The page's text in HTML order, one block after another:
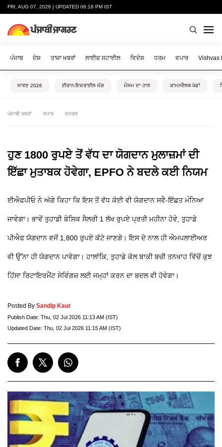
FRI, AUG 07, 2026 | UPDATED 06:16 PM IST
ਪੰਜਾਬ ਦੇਸ਼ ਤਾਜ਼ਾ ਖ਼ਬਰਾਂ ਲਾਈਫ ਸਟਾਈਲ ਵਿਦੇਸ਼ ਧਰਮ ਵਪਾਰ Vishvas
ਸਾਵਣ 2026 ਈਰਾਨ-ਇਜ਼ਰਾਈਲ ਜੰਗ ਮੌਸਮ ਦਾ ਹਾਲ ਕਾਮਨਵੈਲਥ ਖੇਡਾਂ
ਪੰਜਾਬੀ ਖ਼ਬਰਾਂ ਵਪਾਰ ਜਨਰਲ
ਹੁਣ 1800 ਰੁਪਏ ਤੋਂ ਵੱਧ ਦਾ ਯੋਗਦਾਨ ਮੁਲਾਜ਼ਮਾਂ ਦੀ
ਇੱਛਾ ਮੁਤਾਬਕ ਹੋਵੇਗਾ, EPFO ਨੇ ਬਦਲੇ ਕਈ ਨਿਯਮ
ਈਐਫਪੀਓ ਨੇ ਅੱਗੇ ਕਿਹਾ ਕਿ ਇਸ ਤੋਂ ਵੱਧ ਕੋਈ ਵੀ ਯੋਗਦਾਨ ਸਵੈ-ਇੱਛਤ ਮੰਨਿਆ
ਜਾਵੇਗਾ। ਭਾਵੇਂ ਤੁਹਾਡੀ ਬੇਸਿਕ ਸੈਲਰੀ 1 ਲੱਖ ਰੁਪਏ ਪ੍ਰਤੀ ਮਹੀਨਾ ਹੋਵੇ, ਤੁਹਾਡੇ
ਪੀਐਫ ਯੋਗਦਾਨ ਵਜੋਂ 1,800 ਰੁਪਏ ਕੱਟੇ ਜਾਣਗੇ। ਇਸ ਦੇ ਨਾਲ ਹੀ ਐਮਪਲਾਈਅਰ
ਵੀ ਉੱਨਾ ਹੀ ਯੋਗਦਾਨ ਪਾਵੇਗਾ। ਹਾਲਾਂਕਿ, ਤੁਹਾਡੇ ਕੋਲ ਬਾਕੀ ਬਚੀ ਤਨਖਾਹ ਵਿੱਚੋਂ ਕੁਝ
ਹਿੱਸਾ ਰਿਟਾਇਰਮੈਂਟ ਸੇਵਿੰਗਜ਼ ਲਈ ਜਮ੍ਹਾਂ ਕਰਨ ਦਾ ਬਦਲ ਵੀ ਹੋਵੇਗਾ।
Posted By Sandip Kaur
Publish Date: Thu, 02 Jul 2026 11:13 AM (IST)
Updated Date: Thu, 02 Jul 2026 11:15 AM (IST)